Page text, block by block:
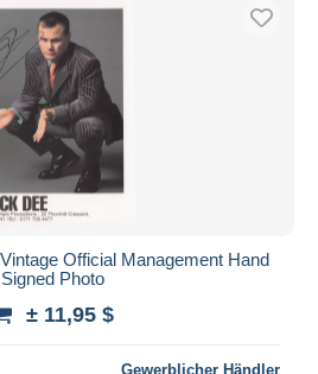
Official Management Hand
Signed Photo
± 11,95 $
Gewerblicher Händler